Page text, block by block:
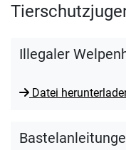
Illegaler
Datei